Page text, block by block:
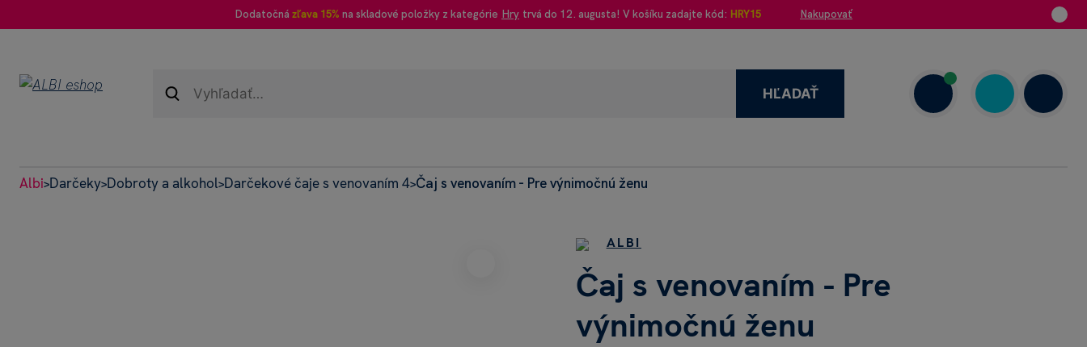
Dodatočná zľava 15% na skladové položky z kategórie Hry trvá do 12. augusta! V košíku zadajte kód: HRY15 Nakupovať
95% recenzie
HĽADAŤ
Albi>Darčeky>Dobroty a alkohol>Darčekové čaje s venovaním 4>Čaj s venovaním - Pre výnimočnú ženu
ALBI
Čaj s venovaním - Pre
výnimočnú ženu